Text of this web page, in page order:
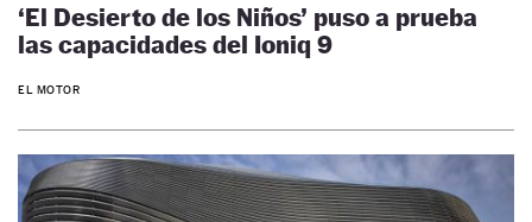
‘El Desierto de los Niños’ puso a prueba
las capacidades del Ioniq 9
EL MOTOR